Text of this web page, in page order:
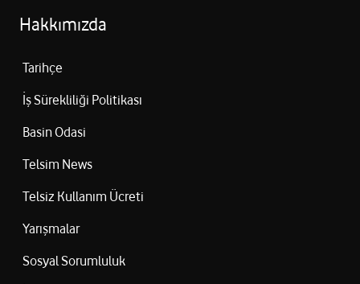
Hakkımızda
Tarihçe
İş Sürekliliği Politikası
Basin Odasi
Telsim News
Telsiz Kullanım Ücreti
Yarışmalar
Sosyal Sorumluluk